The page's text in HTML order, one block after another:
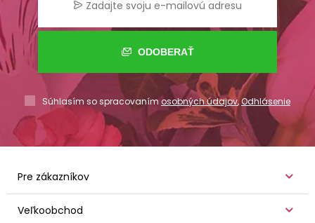
ODOBERAŤ
Súhlasím so spracovaním osobných údajov,Odhlásenie
Pre zákazníkov
Veľkoobchod